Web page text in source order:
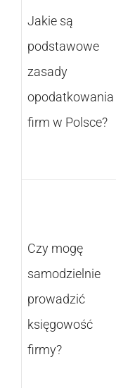
Jakie są
podstawowe
zasady
opodatkowania
firm w Polsce?
Czy mogę
samodzielnie
prowadzić
księgowość
firmy?